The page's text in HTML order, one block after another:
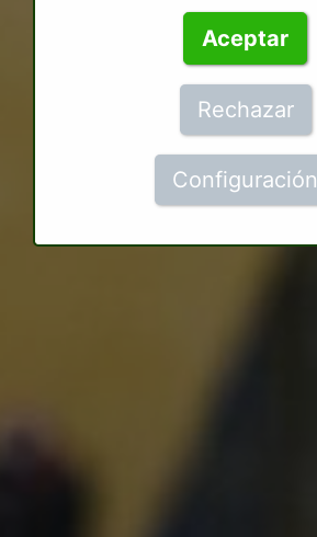
Aceptar
Rechazar
Configuración